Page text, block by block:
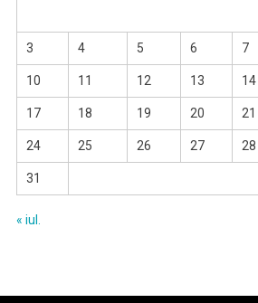
3 4 5 6 7
10 11 12 13 14
17 18 19 20 21
24 25 26 27 28
31
« iul.